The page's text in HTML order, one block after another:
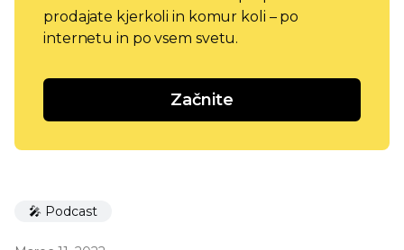
prodajate kjerkoli in komur koli – po
internetu in po vsem svetu.
Začnite
🎤 Podcast